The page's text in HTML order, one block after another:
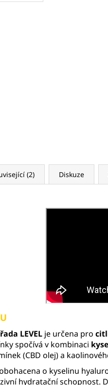
(2) Diskuze
LEVEL je určena pro
spočívá v kombinaci
(CBD olej) a
o kyselinu
hydratační schopnost.